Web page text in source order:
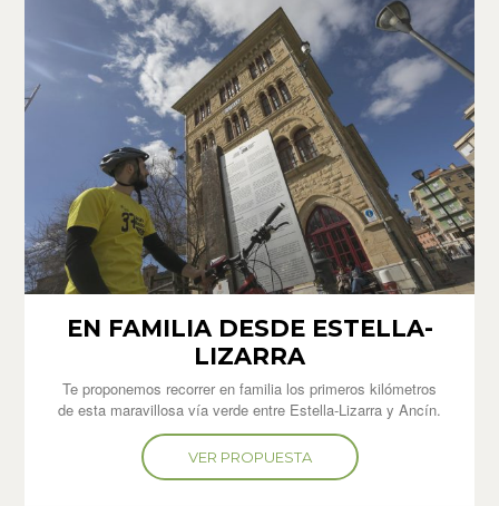
EN FAMILIA DESDE ESTELLA-
LIZARRA
Te proponemos recorrer en familia los primeros kilómetros
de esta maravillosa vía verde entre Estella-Lizarra y Ancín.
VER PROPUESTA